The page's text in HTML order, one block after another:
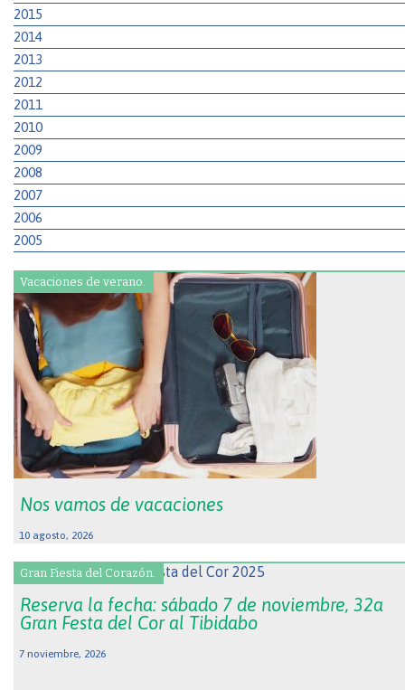
2015
2014
2013
2012
2011
2010
2009
2008
2007
2006
2005
Vacaciones de verano.
Nos vamos de vacaciones
10 agosto, 2026
Gran Fiesta del Corazón.
Reserva la fecha: sábado 7 de noviembre, 32a
Gran Festa del Cor al Tibidabo
7 noviembre, 2026